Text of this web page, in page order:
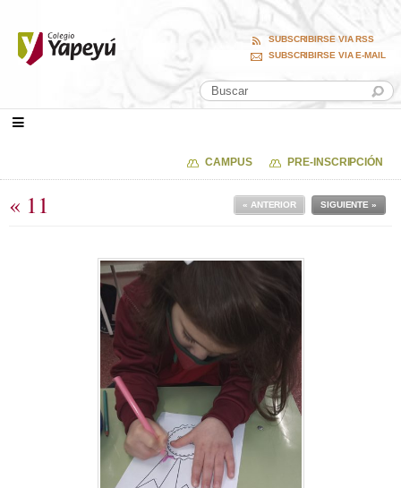
SUBSCRIBIRSE VIA RSS
SUBSCRIBIRSE VIA E-MAIL
CAMPUS PRE-INSCRIPCIÓN
« 11 SIGUIENTE »
« ANTERIOR